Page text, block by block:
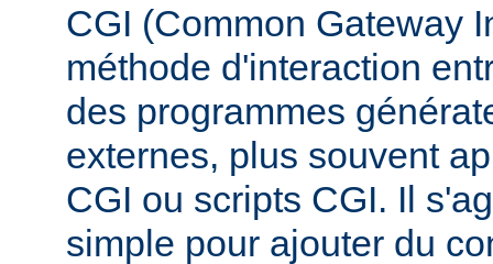
CGI (Common Gateway
méthode d'interaction
des programmes
externes, plus souvent
CGI ou scripts CGI. Il
simple pour ajouter du